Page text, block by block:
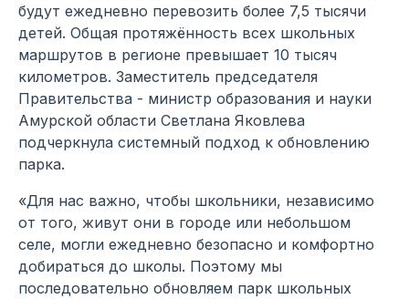
будут ежедневно перевозить более 7,5 тысячи
детей. Общая протяжённость всех школьных
маршрутов в регионе превышает 10 тысяч
километров. Заместитель председателя
Правительства - министр образования и науки
Амурской области Светлана Яковлева
подчеркнула системный подход к обновлению
парка.
«Для нас важно, чтобы школьники, независимо
от того, живут они в городе или небольшом
селе, могли ежедневно безопасно и комфортно
добираться до школы. Поэтому мы
последовательно обновляем парк школьных